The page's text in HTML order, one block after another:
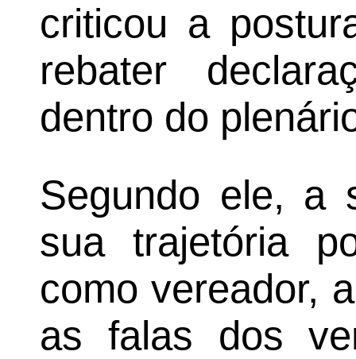
criticou a
rebater
dentro do
Segundo ele, a
sua trajetória
como vereador,
as falas dos